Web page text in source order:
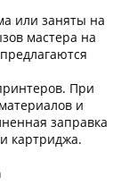
или заняты на
мастера на
При
и
заправка
картриджа.